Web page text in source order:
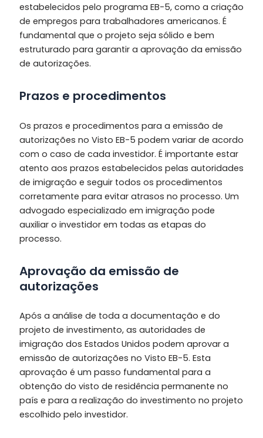
estabelecidos pelo programa EB-5, como a criação
de empregos para trabalhadores americanos. É
fundamental que o projeto seja sólido e bem
estruturado para garantir a aprovação da emissão
de autorizações.
Prazos e procedimentos
Os prazos e procedimentos para a emissão de
autorizações no Visto EB-5 podem variar de acordo
com o caso de cada investidor. É importante estar
atento aos prazos estabelecidos pelas autoridades
de imigração e seguir todos os procedimentos
corretamente para evitar atrasos no processo. Um
advogado especializado em imigração pode
auxiliar o investidor em todas as etapas do
processo.
Aprovação da emissão de
autorizações
Após a análise de toda a documentação e do
projeto de investimento, as autoridades de
imigração dos Estados Unidos podem aprovar a
emissão de autorizações no Visto EB-5. Esta
aprovação é um passo fundamental para a
obtenção do visto de residência permanente no
país e para a realização do investimento no projeto
escolhido pelo investidor.